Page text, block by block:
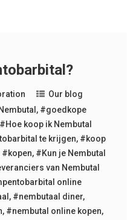
Our blog
, #goedkope
#Hoe koop ik Nembutal
te krijgen, #koop
#kopen, #Kun je Nembutal
van Nembutal
online
, #nembutaal diner,
, #nembutal online kopen,